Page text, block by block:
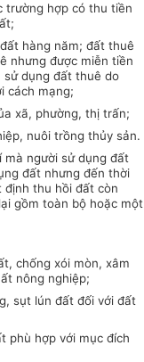
trường hợp có thu tiền
hàng năm; đất thuê
nhưng được miễn tiền
sử dụng đất thuê do
cách mạng;
xã, phường, thị trấn;
nuôi trồng thủy sản.
mà người sử dụng đất
đất nhưng đến thời
định thu hồi đất còn
gồm toàn bộ hoặc một
chống xói mòn, xâm
nông nghiệp;
sụt lún đất đối với đất
phù hợp với mục đích